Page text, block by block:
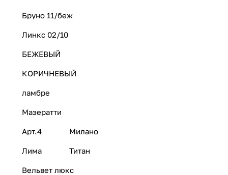
Бруно 11/беж
Линкс 02/10
БЕЖЕВЫЙ
КОРИЧНЕВЫЙ
ламбре
Мазератти
Арт.4 Милано
Лима Титан
Вельвет люкс